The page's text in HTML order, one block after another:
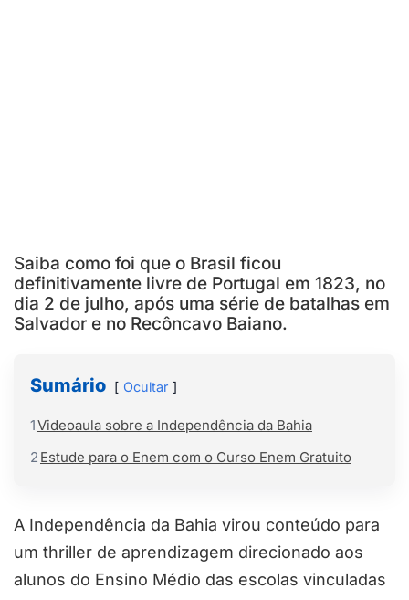
Saiba como foi que o Brasil ficou
definitivamente livre de Portugal em 1823, no
dia 2 de julho, após uma série de batalhas em
Salvador e no Recôncavo Baiano.
Sumário Ocultar
1Videoaula sobre a Independência da Bahia
2 Estude para o Enem com o Curso Enem Gratuito
A Independência da Bahia virou conteúdo para
um thriller de aprendizagem direcionado aos
alunos do Ensino Médio das escolas vinculadas